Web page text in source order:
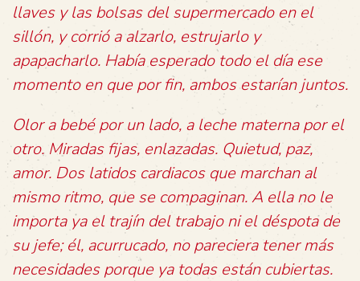
llaves y las bolsas del supermercado en el
sillón, y corrió a alzarlo, estrujarlo y
apapacharlo. Había esperado todo el día ese
momento en que por fin, ambos estarían juntos.
Olor a bebé por un lado, a leche materna por el
otro. Miradas fijas, enlazadas. Quietud, paz,
amor. Dos latidos cardiacos que marchan al
mismo ritmo, que se compaginan. A ella no le
importa ya el trajín del trabajo ni el déspota de
su jefe; él, acurrucado, no pareciera tener más
necesidades porque ya todas están cubiertas.